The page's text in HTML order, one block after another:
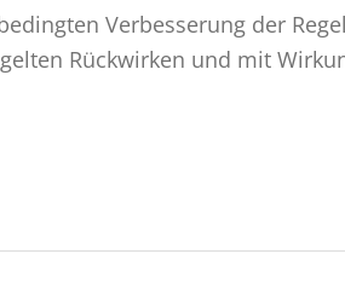
Verbesserung der
Rückwirken und mit